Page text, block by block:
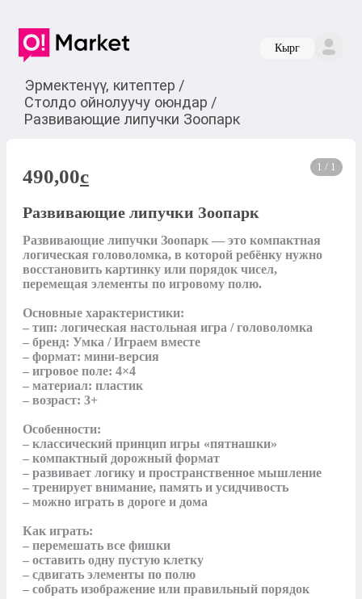
Кырг
Эрмектенүү, китептер /
Столдо ойнолуучу оюндар /
Развивающие липучки Зоопарк
1 / 1
490,00c
Развивающие липучки Зоопарк
Развивающие липучки Зоопарк — это компактная
логическая головоломка, в которой ребёнку нужно
восстановить картинку или порядок чисел,
перемещая элементы по игровому полю.
Основные характеристики:
– тип: логическая настольная игра / головоломка
– бренд: Умка / Играем вместе
– формат: мини-версия
– игровое поле: 4×4
– материал: пластик
– возраст: 3+
Особенности:
– классический принцип игры «пятнашки»
– компактный дорожный формат
– развивает логику и пространственное мышление
– тренирует внимание, память и усидчивость
– можно играть в дороге и дома
Как играть:
– перемешать все фишки
– оставить одну пустую клетку
– сдвигать элементы по полю
– собрать изображение или правильный порядок